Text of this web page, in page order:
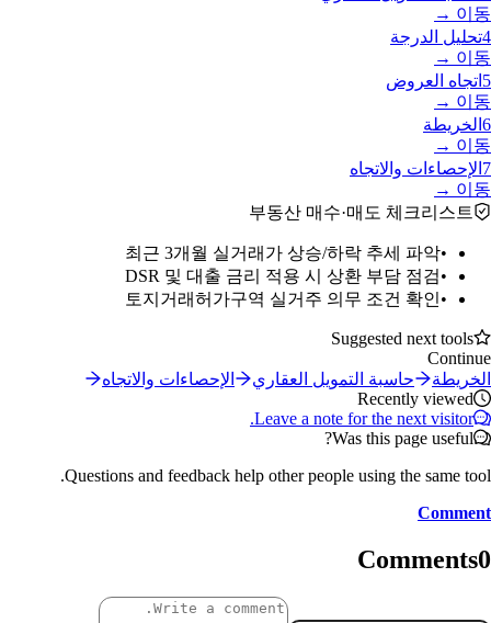
이동 →
4تحليل الدرجة
이동 →
5 اتجاه العروض
이동 →
6 الخريطة
이동 →
7 الإحصاءات والاتجاه
이동 →
부동산 매수·매도 체크리스트
•
최근 3개월 실거래가 상승/하락 추세 파악
•
DSR 및 대출 금리 적용 시 상환 부담 점검
•
토지거래허가구역 실거주 의무 조건 확인
Suggested next tools
Continue
الخريطة
حاسبة التمويل العقاري
الإحصاءات والاتجاه
Recently viewed
Leave a note for the next visitor.
Was this page useful?
Questions and feedback help other people using the same tool.
Comment
Comments0